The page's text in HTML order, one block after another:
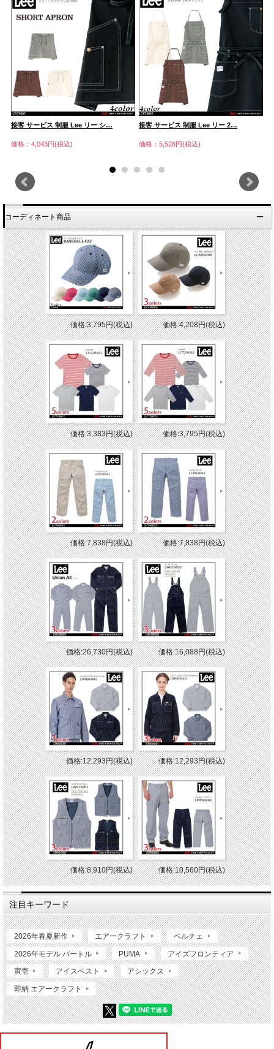
接客 サービス 制服 Lee リー シ…
価格：4,043円(税込)
接客 サービス 制服 Lee リー 2…
価格：5,528円(税込)
コーディネート商品
価格:3,795円(税込) 価格:4,208円(税込)
価格:3,383円(税込) 価格:3,795円(税込)
価格:7,838円(税込) 価格:7,838円(税込)
価格:26,730円(税込) 価格:16,088円(税込)
価格:12,293円(税込) 価格:12,293円(税込)
価格:8,910円(税込) 価格:10,560円(税込)
注目キーワード
2026年春夏新作 エアークラフト ペルチェ
2026年モデル バートル PUMA アイズフロンティア
寅壱 アイスベスト アシックス
即納 エアークラフト